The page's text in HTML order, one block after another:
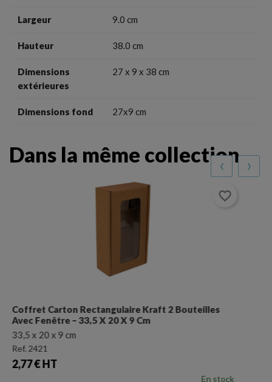
Largeur 9.0 cm
Hauteur 38.0 cm
Dimensions
extérieures
27 x 9 x 38 cm
Dimensions fond 27x9 cm
Dans la même collection
Etui Carton Coloris Kraft 3 Bouteilles
27x9x41 cm
Ref. 2131
Prix
1,34 € HT
En stock
favorite_border
‹ ›